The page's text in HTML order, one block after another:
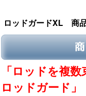
ロッドガードXL 商
「ロッドを複
ロッドガード」